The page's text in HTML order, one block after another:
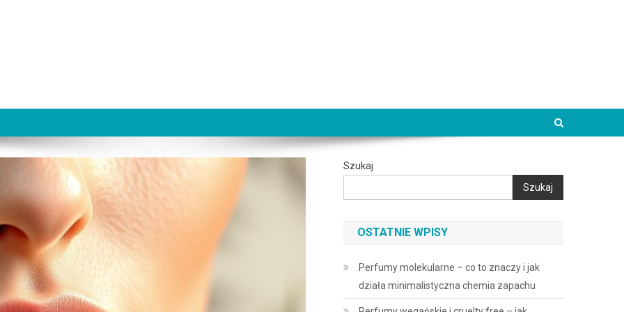
Szukaj
Szukaj
OSTATNIE WPISY
Perfumy molekularne – co to znaczy i jak
działa minimalistyczna chemia zapachu